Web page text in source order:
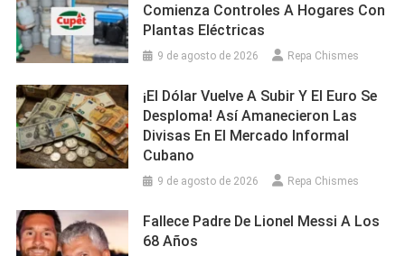
Comienza Controles A Hogares Con
Plantas Eléctricas
9 de agosto de 2026 Repa Chismes
¡El Dólar Vuelve A Subir Y El Euro Se
Desploma! Así Amanecieron Las
Divisas En El Mercado Informal
Cubano
9 de agosto de 2026 Repa Chismes
Fallece Padre De Lionel Messi A Los
68 Años